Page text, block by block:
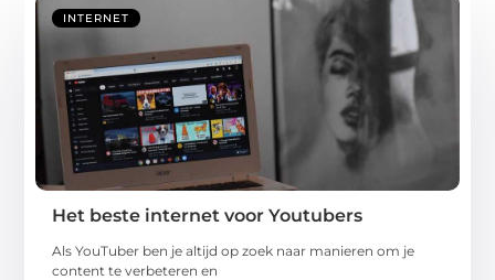
INTERNET
Het beste internet voor Youtubers
Als YouTuber ben je altijd op zoek naar manieren om je
content te verbeteren en